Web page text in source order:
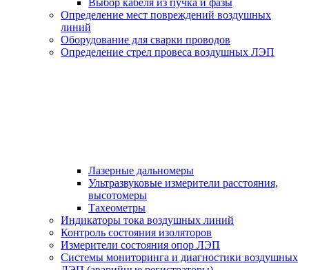
Выбор кабеля из пучка и фазы
Определение мест повреждений воздушных
линий
Оборудование для сварки проводов
Определение стрел провеса воздушных ЛЭП
Лазерные дальномеры
Ультразвуковые измерители расстояния,
высотомеры
Тахеометры
Индикаторы тока воздушных линий
Контроль состояния изоляторов
Измерители состояния опор ЛЭП
Системы мониторинга и диагностики воздушных